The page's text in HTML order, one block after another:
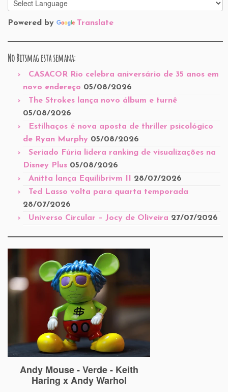
Powered by Translate
No Bitsmag esta semana:
CASACOR Rio celebra aniversário de 35 anos em
novo endereço 05/08/2026
The Strokes lança novo álbum e turnê
05/08/2026
Estilhaços é nova aposta de thriller psicológico
de Ryan Murphy 05/08/2026
Seriado Fúria lidera ranking de visualizações na
Disney Plus 05/08/2026
Anitta lança Equilibrivm II 28/07/2026
Ted Lasso volta para quarta temporada
28/07/2026
Universo Circular – Jocy de Oliveira 27/07/2026